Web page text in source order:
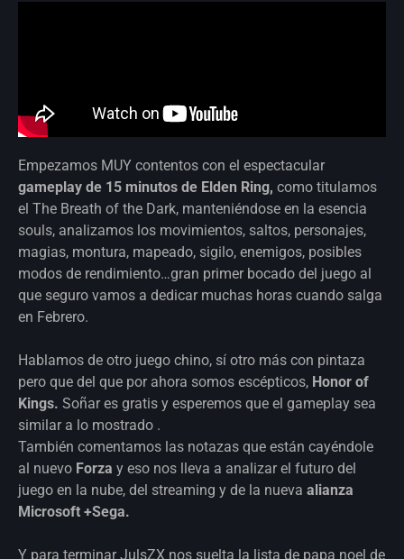
Empezamos MUY contentos con el espectacular
gameplay de 15 minutos de Elden Ring, como titulamos
el The Breath of the Dark, manteniéndose en la esencia
souls, analizamos los movimientos, saltos, personajes,
magias, montura, mapeado, sigilo, enemigos, posibles
modos de rendimiento…gran primer bocado del juego al
que seguro vamos a dedicar muchas horas cuando salga
en Febrero.
Hablamos de otro juego chino, sí otro más con pintaza
pero que del que por ahora somos escépticos, Honor of
Kings. Soñar es gratis y esperemos que el gameplay sea
similar a lo mostrado .
También comentamos las notazas que están cayéndole
al nuevo Forza y eso nos lleva a analizar el futuro del
juego en la nube, del streaming y de la nueva alianza
Microsoft +Sega.
Y para terminar JulsZX nos suelta la lista de papa noel de